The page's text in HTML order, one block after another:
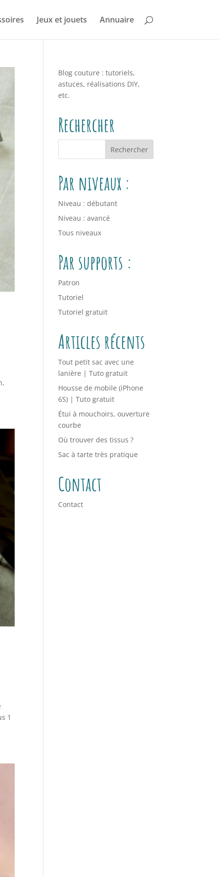
Jeux et jouets Annuaire
1
Blog couture : tutoriels,
astuces, réalisations DIY,
etc.
Rechercher
Par niveaux :
Niveau : débutant
Niveau : avancé
Tous niveaux
Par supports :
Patron
Tutoriel
Tutoriel gratuit
Articles récents
Tout petit sac avec une
lanière | Tuto gratuit
Housse de mobile (iPhone
6S) | Tuto gratuit
Étui à mouchoirs, ouverture
courbe
Où trouver des tissus ?
Sac à tarte très pratique
Contact
Contact